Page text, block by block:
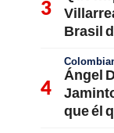
Brasil
Ángel
que él